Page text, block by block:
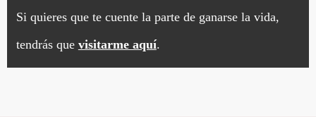
Si quieres que te cuente la parte de ganarse la vida,
tendrás que visitarme aquí.